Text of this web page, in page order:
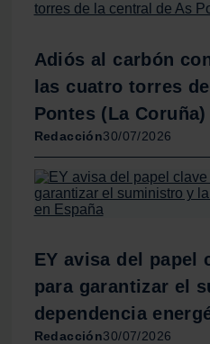
consentimiento en cualquier
Las cookies de este sitio
sociales y analizar el tráfico.
información sobre el uso que
web, quienes pueden
que les haya proporcionado
Adiós al carbón
las cuatro torres
Pontes (La Coruña)
Redacción30/07/2026
EY avisa del papel
para garantizar el
dependencia
Redacción30/07/2026